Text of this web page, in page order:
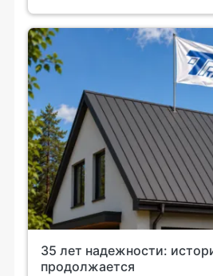
35 лет надежности:
продолжается